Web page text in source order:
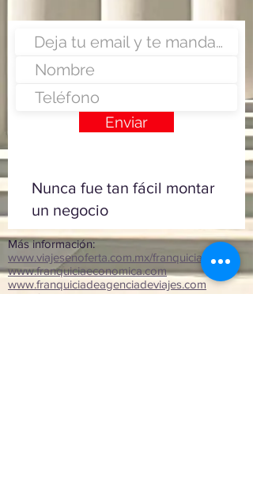
Enviar
Nunca fue tan fácil montar
un negocio
Más información:
www.viajesenoferta.com.mx/franquicias
www.franquiciaeconomica.com
www.franquiciadeagenciadeviajes.com
www.franquiciaagenciadeviajes.com